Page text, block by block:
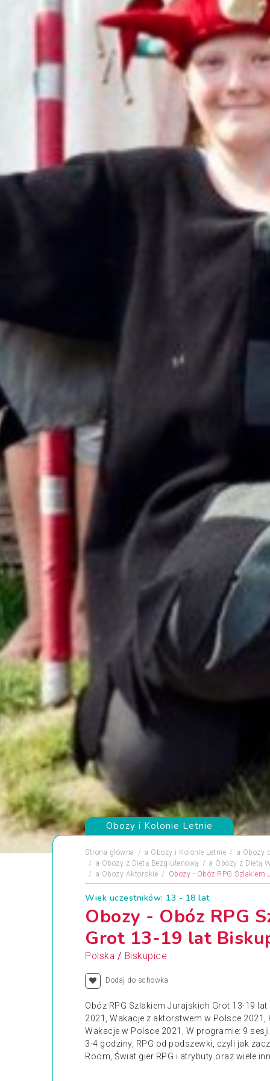
Obozy i Kolonie Letnie
Strona główna a Obozy i Kolonie Letnie a Obozy
a Obozy z Dietą Bezglutenową a Obozy z Dietą
a Obozy Aktorskie Obozy - Obóz RPG
Wiek uczestników: 13 - 18 lat
Obozy - Obóz RPG
Grot 13-19 lat
Polska / Biskupice
Dodaj do schowka
Obóz RPG Szlakiem Jurajskich Grot 13-19
2021, Wakacje z aktorstwem w Polsce
Wakacje w Polsce 2021, W programie: 9
3-4 godziny, RPG od podszewki, czyli jak
Room, Świat gier RPG i atrybuty oraz wiele